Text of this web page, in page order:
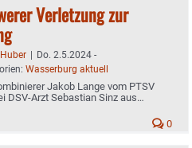
Verletzung zur
| Do. 2.5.2024 -
Wasserburg aktuell
Jakob Lange vom PTSV
DSV-Arzt Sebastian Sinz aus
0